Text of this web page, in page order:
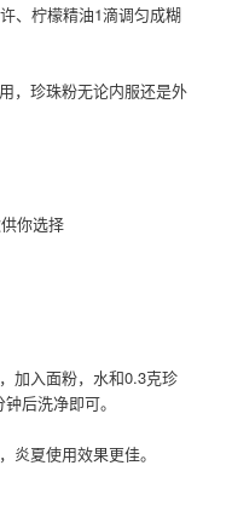
、柠檬精油1滴调匀成糊
，珍珠粉无论内服还是外
你选择
加入面粉，水和0.3克珍
后洗净即可。
炎夏使用效果更佳。